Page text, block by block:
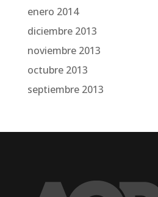
enero 2014
diciembre 2013
noviembre 2013
octubre 2013
septiembre 2013